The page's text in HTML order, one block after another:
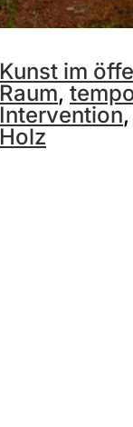
Kunst im
Raum,
Intervention,
Holz